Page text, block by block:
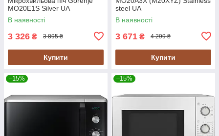
MO20E1S Silver UA
В наявності
3 326 ₴ 3 895 ₴
Купити
steel UA
В наявності
3 671 ₴ 4 299 ₴
Купити
–15% –15%